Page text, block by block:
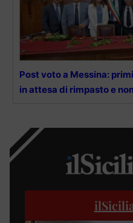
Post voto a Messina:
in attesa di rimpasto e